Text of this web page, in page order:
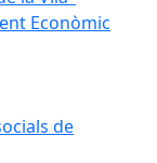
Econòmic
de